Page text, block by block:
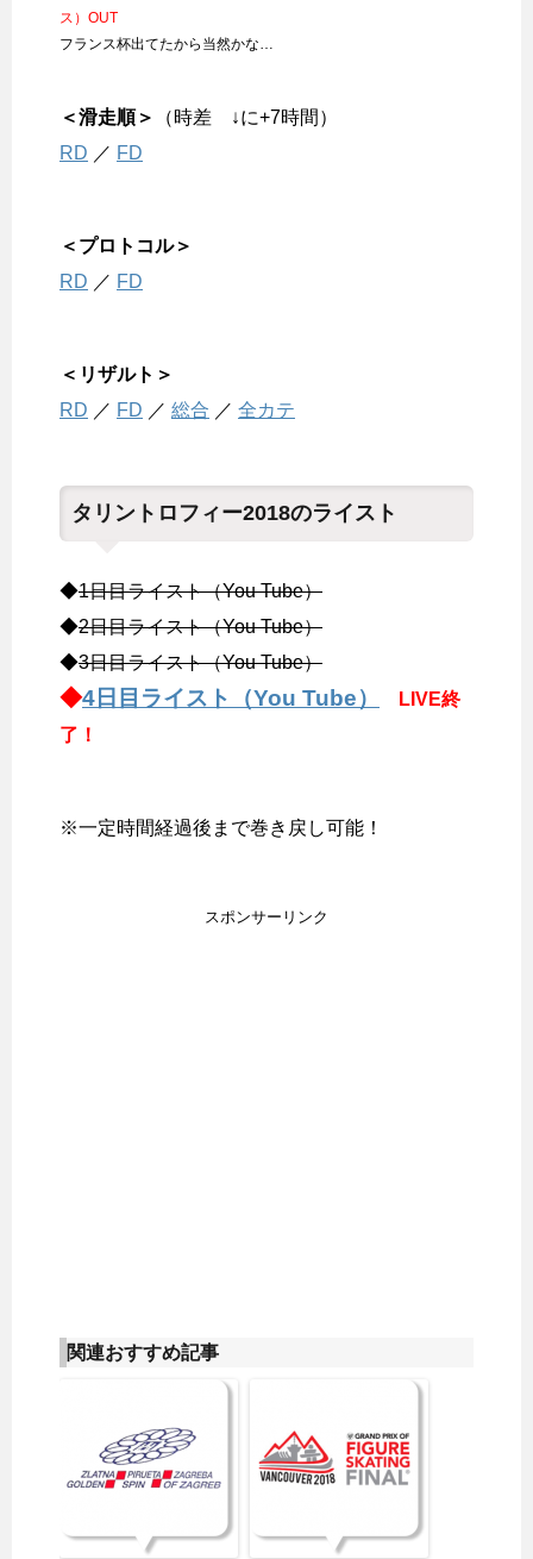
ス）OUT
フランス杯出てたから当然かな…
＜滑走順＞
（時差 ↓に+7時間）
RD ／ FD
＜プロトコル＞
RD ／ FD
＜リザルト＞
RD ／ FD ／ 総合 ／ 全カテ
タリントロフィー2018のライスト
◆1日目ライスト（You Tube）
◆2日目ライスト（You Tube）
◆3日目ライスト（You Tube）
◆4日目ライスト（You Tube）
LIVE終
了！
※一定時間経過後まで巻き戻し可能！
スポンサーリンク
関連おすすめ記事